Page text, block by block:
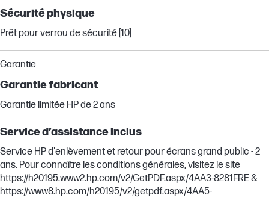
Sécurité physique
Prêt pour verrou de sécurité [10]
Garantie
Garantie fabricant
Garantie limitée HP de 2 ans
Service d’assistance inclus
Service HP d'enlèvement et retour pour écrans grand public - 2
ans. Pour connaître les conditions générales, visitez le site
https://h20195.www2.hp.com/v2/GetPDF.aspx/4AA3-8281FRE &
https://www8.hp.com/h20195/v2/getpdf.aspx/4AA5-